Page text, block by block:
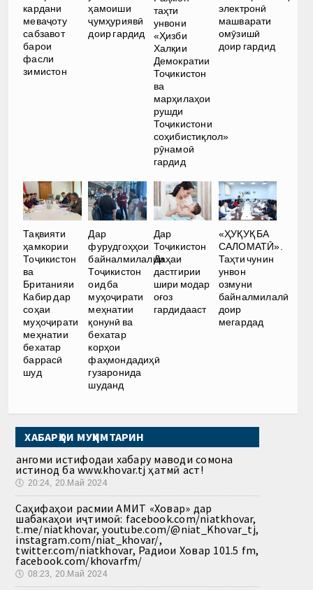
кардани
меваҷоту
сабзавот
барои
фасли
зимистон
ҳамоиши
ҷумҳуриявӣ
доир гардид
таҳти
унвони
«Ҳизби
Халқии
Демократии
Тоҷикистон
ва
марҳилаҳои
рушди
Тоҷикистони
соҳибистиқлол»
рӯнамоӣ
гардид
электронӣ
машварати
омӯзишӣ
доир гардид
Тақвияти
ҳамкории
Тоҷикистон
ва
Британияи
Кабир дар
соҳаи
муҳоҷирати
меҳнатии
бехатар
баррасӣ
шуд
Дар
фурудгоҳҳои
байналмилалии
Тоҷикистон
оид ба
муҳоҷирати
меҳнатии
қонунӣ ва
бехатар
корҳои
фаҳмондадиҳӣ
гузаронида
шуданд
Дар
Тоҷикистон
Даҳаи
дастгирии
шири модар
оғоз
гардидааст
«ҲУҚУҚ БА
САЛОМАТӢ».
Таҳти чунин
унвон
озмуни
байналмилалӣ
доир
мегардад
ХАБАРҲОИ МУҲИМТАРИН
Ҳангоми истифодаи хабару маводи сомона
истинод ба www.khovar.tj ҳатмӣ аст!
🕔 20:24, 20.Май 2024
Саҳифаҳои расмии АМИТ «Ховар» дар
шабакаҳои иҷтимоӣ: facebook.com/niatkhovar,
t.me/niatkhovar, youtube.com/@niat_Khovar_tj,
instagram.com/niat_khovar/,
twitter.com/niatkhovar, Радиои Ховар 101.5 fm,
facebook.com/khovarfm/
🕔 08:23, 20.Май 2024